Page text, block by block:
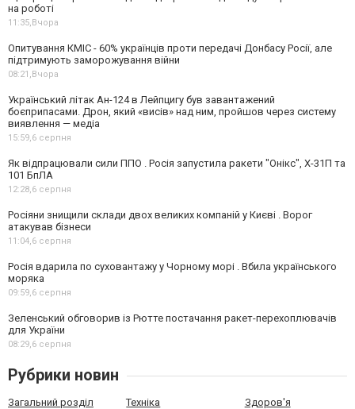
на роботі
11:35,Вчора
Опитування КМІС - 60% українців проти передачі Донбасу Росії, але
підтримують заморожування війни
08:21,Вчора
Український літак Ан-124 в Лейпцигу був завантажений
боєприпасами. Дрон, який «висів» над ним, пройшов через систему
виявлення — медіа
15:59,6 серпня
Як відпрацювали сили ППО . Росія запустила ракети "Онікс", Х-31П та
101 БпЛА
12:28,6 серпня
Росіяни знищили склади двох великих компаній у Києві . Ворог
атакував бізнеси
11:04,6 серпня
Росія вдарила по суховантажу у Чорному морі . Вбила українського
моряка
09:59,6 серпня
Зеленський обговорив із Рютте постачання ракет-перехоплювачів
для України
08:29,6 серпня
Рубрики новин
Загальний розділ Техніка Здоров'я